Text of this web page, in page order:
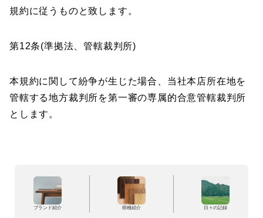
規約に従うものと致します。
第12条(準拠法、管轄裁判所)
本規約に関して紛争が生じた場合、当社本店所在地を
管轄する地方裁判所を第一審の専属的合意管轄裁判所
とします。
ブランド紹介 樹種紹介 日々の記録